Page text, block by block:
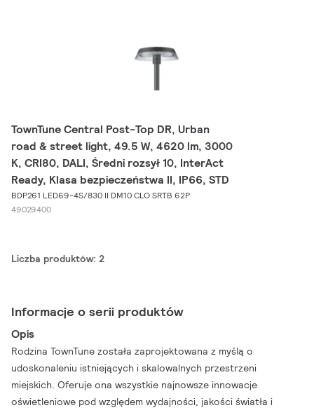
TownTune Central Post-Top DR, Urban
road & street light, 49.5 W, 4620 lm, 3000
K, CRI80, DALI, Średni rozsył 10, InterAct
Ready, Klasa bezpieczeństwa II, IP66, STD
BDP261 LED69-4S/830 II DM10 CLO SRTB 62P
49029400
Liczba produktów: 2
Informacje o serii produktów
Opis
Rodzina TownTune została zaprojektowana z myślą o
udoskonaleniu istniejących i skalowalnych przestrzeni
miejskich. Oferuje ona wszystkie najnowsze innowacje
oświetleniowe pod względem wydajności, jakości światła i